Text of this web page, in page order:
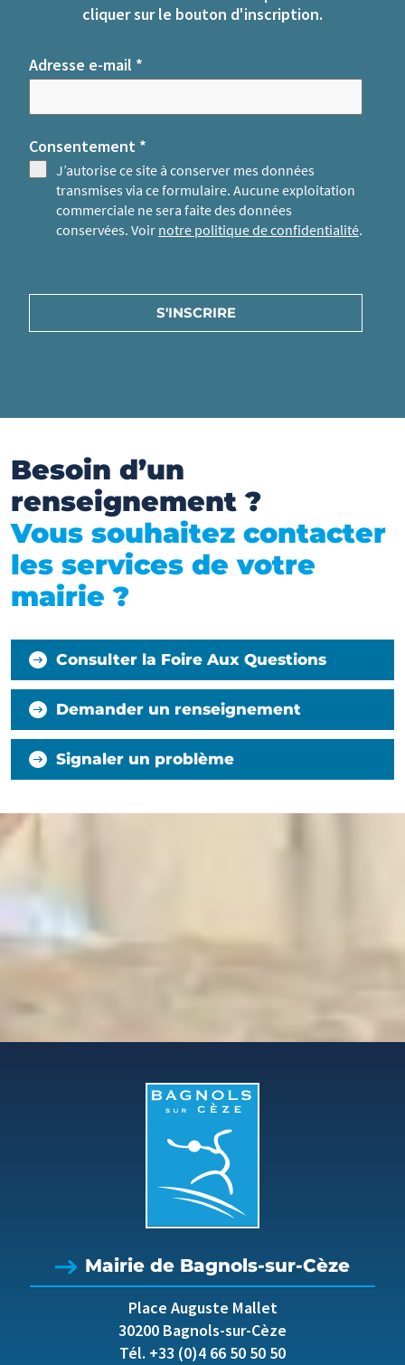
cliquer sur le bouton d'inscription.
Adresse e-mail *
Consentement *
J’autorise ce site à conserver mes données
transmises via ce formulaire. Aucune exploitation
commerciale ne sera faite des données
conservées. Voir notre politique de confidentialité.
S'INSCRIRE
Besoin d’un
renseignement ?
Vous souhaitez contacter
les services de votre
mairie ?
Consulter la Foire Aux Questions
Demander un renseignement
Signaler un problème
Mairie de Bagnols-sur-Cèze
Place Auguste Mallet
30200 Bagnols-sur-Cèze
Tél. +33 (0)4 66 50 50 50